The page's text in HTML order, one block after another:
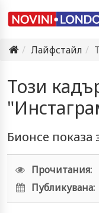
Лайфстайл
Този
Бионсе показа
Прочитания:
Публикувана: